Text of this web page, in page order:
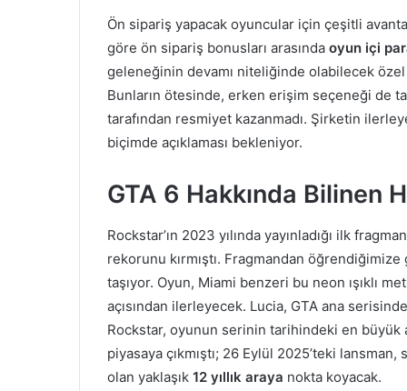
Ön sipariş yapacak oyuncular için çeşitli
göre ön sipariş bonusları arasında oyun içi
geleneğinin devamı niteliğinde olabilecek
Bunların ötesinde, erken erişim seçeneği de
tarafından resmiyet kazanmadı. Şirketin
biçimde açıklaması bekleniyor.
GTA 6 Hakkında Bilinen
Rockstar’ın 2023 yılında yayınladığı ilk
rekorunu kırmıştı. Fragmandan
taşıyor. Oyun, Miami benzeri bu neon ışıklı
açısından ilerleyecek. Lucia, GTA ana
Rockstar, oyunun serinin tarihindeki en büyük
piyasaya çıkmıştı; 26 Eylül 2025’teki
olan yaklaşık 12 yıllık araya nokta koyacak.